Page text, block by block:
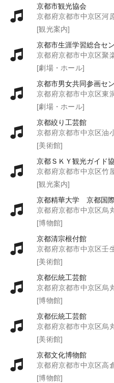
京都市観光協会
京都府京都市中京区河
[観光案内]
京都市生涯学習総合セ
京都府京都市中京区聚
[劇場・ホール]
京都市男女共同参画セ
京都府京都市中京区東
[劇場・ホール]
京都絞り工芸館
京都府京都市中京区油小
[美術館]
京都ＳＫＹ観光ガイド
京都府京都市中京区竹
[観光案内]
京都精華大学 京都国
京都府京都市中京区烏
[博物館]
京都清宗根付館
京都府京都市中京区壬
[美術館]
京都伝統工芸館
京都府京都市中京区烏
[博物館]
京都伝統工芸館
京都府京都市中京区烏
[美術館]
京都文化博物館
京都府京都市中京区高
[博物館]